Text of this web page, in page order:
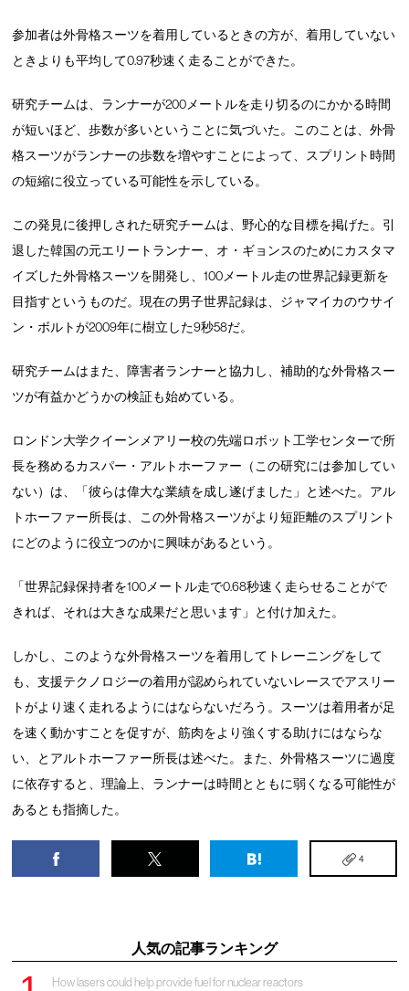
参加者は外骨格スーツを着用しているときの方が、着用していない
ときよりも平均して0.97秒速く走ることができた。
研究チームは、ランナーが200メートルを走り切るのにかかる時間
が短いほど、歩数が多いということに気づいた。このことは、外骨
格スーツがランナーの歩数を増やすことによって、スプリント時間
の短縮に役立っている可能性を示している。
この発見に後押しされた研究チームは、野心的な目標を掲げた。引
退した韓国の元エリートランナー、オ・ギョンスのためにカスタマ
イズした外骨格スーツを開発し、100メートル走の世界記録更新を
目指すというものだ。現在の男子世界記録は、ジャマイカのウサイ
ン・ボルトが2009年に樹立した9秒58だ。
研究チームはまた、障害者ランナーと協力し、補助的な外骨格スー
ツが有益かどうかの検証も始めている。
ロンドン大学クイーンメアリー校の先端ロボット工学センターで所
長を務めるカスパー・アルトホーファー（この研究には参加してい
ない）は、「彼らは偉大な業績を成し遂げました」と述べた。アル
トホーファー所長は、この外骨格スーツがより短距離のスプリント
にどのように役立つのかに興味があるという。
「世界記録保持者を100メートル走で0.68秒速く走らせることがで
きれば、それは大きな成果だと思います」と付け加えた。
しかし、このような外骨格スーツを着用してトレーニングをして
も、支援テクノロジーの着用が認められていないレースでアスリー
トがより速く走れるようにはならないだろう。スーツは着用者が足
を速く動かすことを促すが、筋肉をより強くする助けにはならな
い、とアルトホーファー所長は述べた。また、外骨格スーツに過度
に依存すると、理論上、ランナーは時間とともに弱くなる可能性が
あるとも指摘した。
4
人気の記事ランキング
How lasers could help provide fuel for nuclear reactors